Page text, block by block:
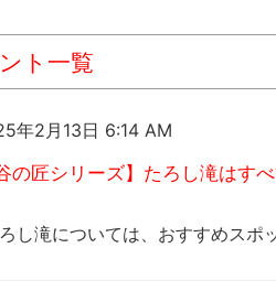
ト一覧
年2月13日 6:14 AM
の匠シリーズ】たろし滝はす
し滝については、おすすめスポ